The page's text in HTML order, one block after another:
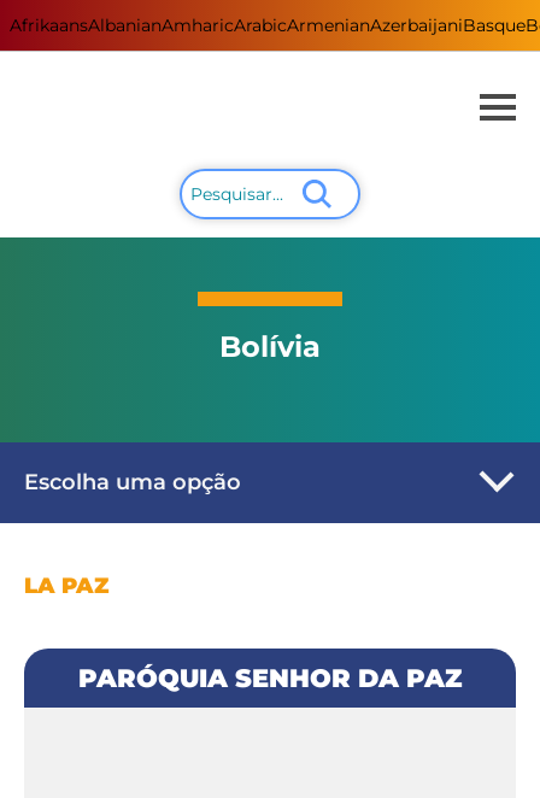
AfrikaansAlbanianAmharicArabicArmenianAzerbaijaniBasque
Bolívia
Escolha uma opção
LA PAZ
PARÓQUIA SENHOR DA PAZ